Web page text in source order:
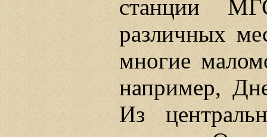
станции
различных
многие
например,
Из